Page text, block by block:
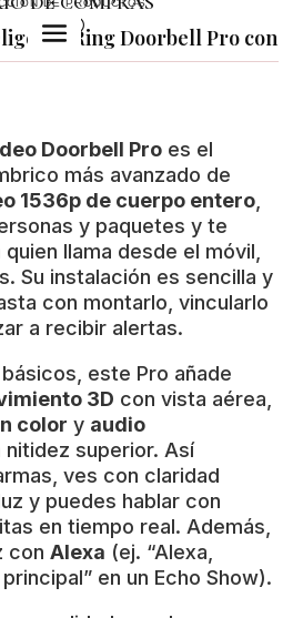
U
DE PRODUCTOS
Ring Doorbell Pro con
Doorbell Pro es el
más avanzado de
1536p de cuerpo entero
y paquetes y te
llama desde el móvil,
Su instalación es sencilla y
con montarlo, vincularlo
a recibir alertas.
este Pro añade
3D con vista aérea,
color y audio
nitidez superior. Así
ves con claridad
y puedes hablar con
en tiempo real. Además,
conAlexa (ej. “Alexa,
en un Echo Show).